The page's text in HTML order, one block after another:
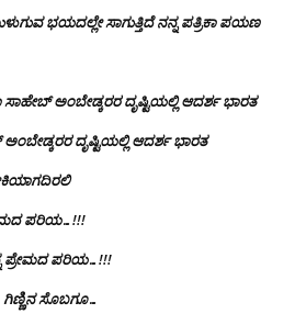
ಭಯದಲ್ಲೇ ಸಾಗುತ್ತಿದೆ ನನ್ನ ಪತ್ರಿಕಾ ಪಯಣ
ಸಾಹೇಬ್ ಅಂಬೇಡ್ಕರರ ದೃಷ್ಟಿಯಲ್ಲಿ ಆದರ್ಶ ಭಾರತ
ದೃಷ್ಟಿಯಲ್ಲಿ ಆದರ್ಶ ಭಾರತ
ಪರಿಯ…!!!
ಪ್ರೇಮದ ಪರಿಯ…!!!
ಸೊಬಗೂ…